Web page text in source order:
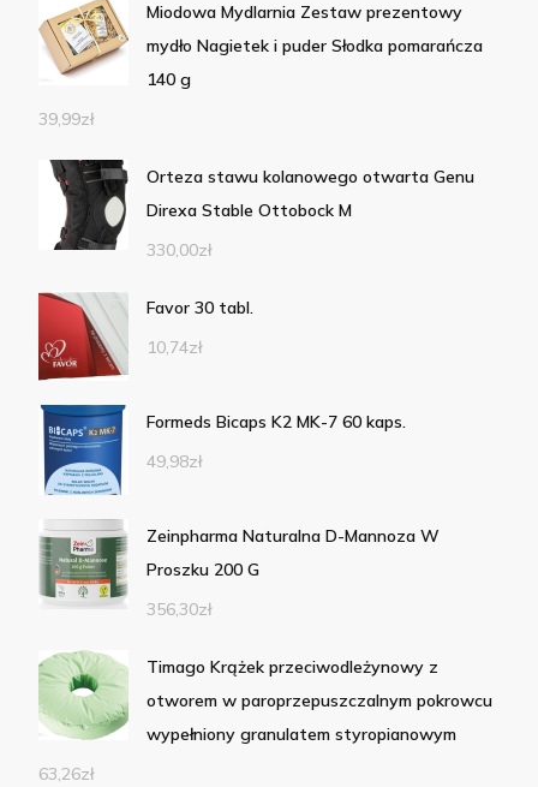
Miodowa Mydlarnia Zestaw prezentowy
mydło Nagietek i puder Słodka pomarańcza
140 g
39,99zł
Orteza stawu kolanowego otwarta Genu
Direxa Stable Ottobock M
330,00zł
Favor 30 tabl.
10,74zł
Formeds Bicaps K2 MK-7 60 kaps.
49,98zł
Zeinpharma Naturalna D-Mannoza W
Proszku 200 G
356,30zł
Timago Krążek przeciwodleżynowy z
otworem w paroprzepuszczalnym pokrowcu
wypełniony granulatem styropianowym
63,26zł